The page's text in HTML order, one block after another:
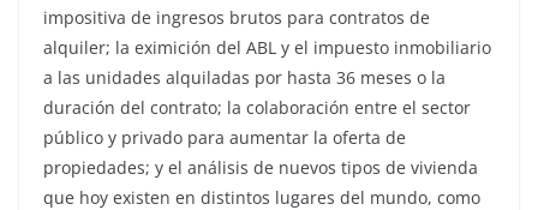
impositiva de ingresos brutos para contratos de
alquiler; la eximición del ABL y el impuesto inmobiliario
a las unidades alquiladas por hasta 36 meses o la
duración del contrato; la colaboración entre el sector
público y privado para aumentar la oferta de
propiedades; y el análisis de nuevos tipos de vivienda
que hoy existen en distintos lugares del mundo, como